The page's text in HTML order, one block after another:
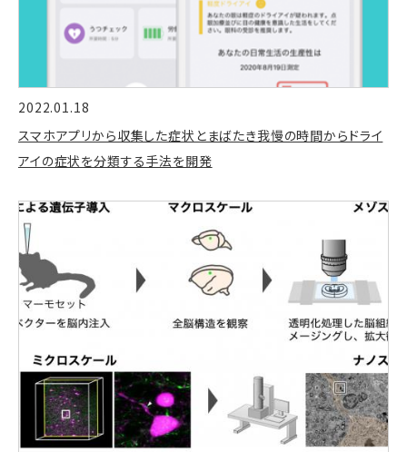
2022.01.18
スマホアプリから収集した症状とまばたき我慢の時間からドライ
アイの症状を分類する手法を開発